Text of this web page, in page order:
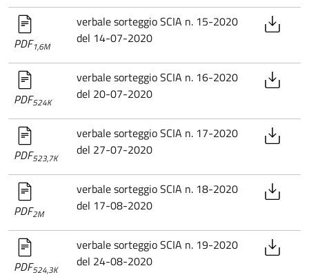
PDF1,6M
verbale sorteggio SCIA n. 15-2020
del 14-07-2020
PDF524K
verbale sorteggio SCIA n. 16-2020
del 20-07-2020
PDF523,7K
verbale sorteggio SCIA n. 17-2020
del 27-07-2020
PDF2M
verbale sorteggio SCIA n. 18-2020
del 17-08-2020
PDF524,3K
verbale sorteggio SCIA n. 19-2020
del 24-08-2020